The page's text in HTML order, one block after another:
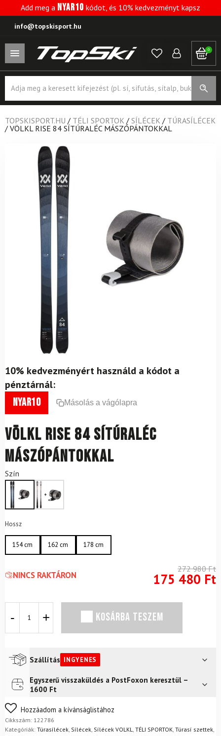
Add meg a NYAR10 kódot, és 10% kedvezményt kapsz
info@topskisport.hu
0
search
TOPSKISPORT.HU / TÉLI SPORTOK / SÍLÉCEK / TÚRASÍLÉCEK
/ VÖLKL RISE 84 SÍTÚRALÉC MÁSZÓPÁNTOKKAL
10% kedvezményért használd a kódot a
pénztárnál:
nyar10 Másolás a vágólapra
VÖLKL Rise 84 sítúraléc
mászópántokkal
Szín
Hossz
154 cm 162 cm 178 cm
NINCS RAKTÁRON
272 980Ft
175 480 Ft
Rise
mennyiség
KOSÁRBA TESZEM
Szállítás INGYENES
Futár a címreIngyenes
Egyszerű visszaküldés a PostFoxon keresztül –
1600 Ft
Nem biztos a választásában? Semmi gond – a terméket
egyszerűen visszaküldheti 14 napon belül, indoklás nélkül.
Mik a visszaküldés feltételei?
Hozzáadom a kívánságlistához
Cikkszám: 122786
Kategóriák: Túrasílécek Sílécek Sílécek VOLKL TÉLI SPORTOK Túrasí szettek